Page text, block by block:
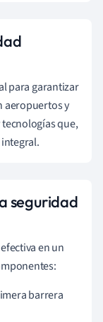
para garantizar
aeropuertos y
que,
seguridad
efectiva en un
barrera